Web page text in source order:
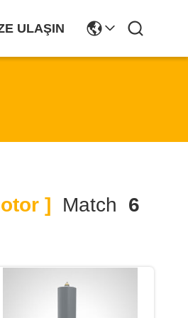
ULAŞIN
] Match 6